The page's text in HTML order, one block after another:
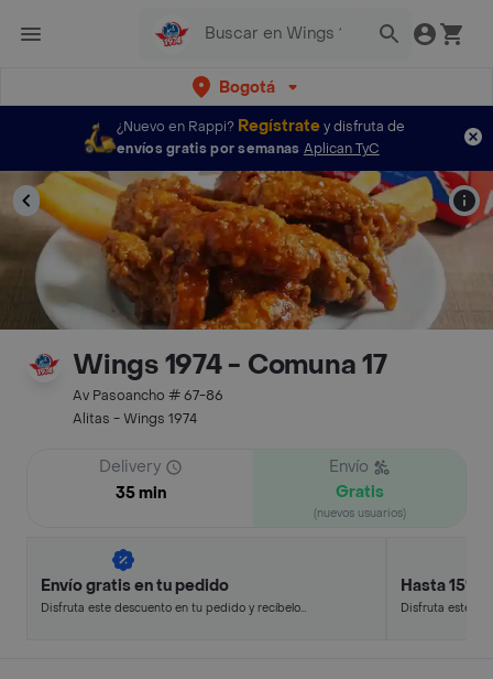
Bogotá
¿Nuevo en Rappi? Regístratey disfruta de
envíos gratis por semanas Aplican TyC
Wings 1974 - Comuna 17
Av Pasoancho # 67-86
Alitas - Wings 1974
Delivery
35 min
Envío
Gratis
(nuevos usuarios)
Envío gratis en tu pedido
Disfruta este descuento en tu pedido y recíbelo
Hasta 15%
Disfruta este